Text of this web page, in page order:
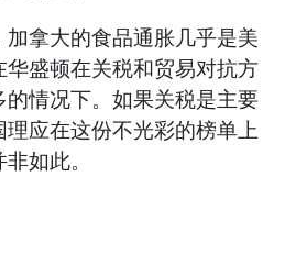
拿大的食品通胀几乎是美
华盛顿在关税和贸易对抗方
情况下。如果关税是主要
应在这份不光彩的榜单上
如此。